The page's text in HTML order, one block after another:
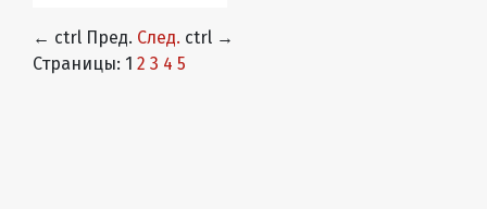
← ctrl Пред. След. ctrl →
Страницы: 1 2 3 4 5